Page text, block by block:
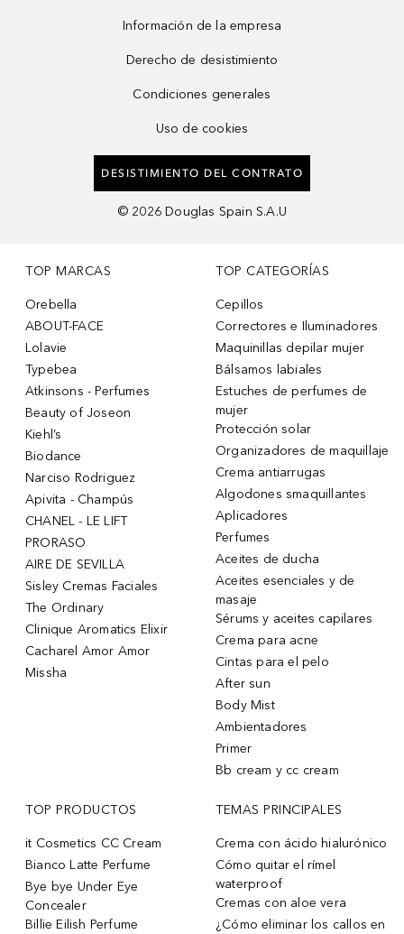
Información de la empresa
Derecho de desistimiento
Condiciones generales
Uso de cookies
DESISTIMIENTO DEL CONTRATO
© 2026 Douglas Spain S.A.U
TOP MARCAS
Orebella
ABOUT-FACE
Lolavie
Typebea
Atkinsons - Perfumes
Beauty of Joseon
Kiehl’s
Biodance
Narciso Rodriguez
Apivita - Champús
CHANEL - LE LIFT
PRORASO
AIRE DE SEVILLA
Sisley Cremas Faciales
The Ordinary
Clinique Aromatics Elixir
Cacharel Amor Amor
Missha
TOP CATEGORÍAS
Cepillos
Correctores e Iluminadores
Maquinillas depilar mujer
Bálsamos labiales
Estuches de perfumes de
mujer
Protección solar
Organizadores de maquillaje
Crema antiarrugas
Algodones smaquillantes
Aplicadores
Perfumes
Aceites de ducha
Aceites esenciales y de
masaje
Sérums y aceites capilares
Crema para acne
Cintas para el pelo
After sun
Body Mist
Ambientadores
Primer
Bb cream y cc cream
TOP PRODUCTOS
it Cosmetics CC Cream
Bianco Latte Perfume
Bye bye Under Eye
Concealer
Billie Eilish Perfume
TEMAS PRINCIPALES
Crema con ácido hialurónico
Cómo quitar el rímel
waterproof
Cremas con aloe vera
¿Cómo eliminar los callos en